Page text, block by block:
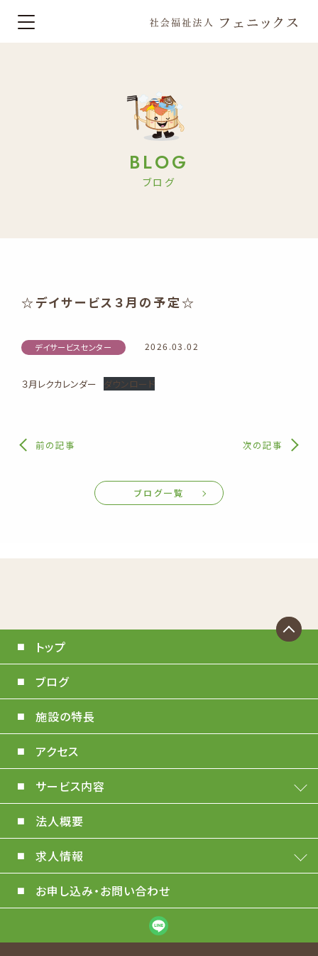
BLOG
ブログ
☆デイサービス３月の予定☆
デイサービスセンター 2026.03.02
３月レクカレンダー ダウンロード
前の記事 次の記事
ブログ一覧
トップ
ブログ
施設の特長
アクセス
サービス内容
法人概要
求人情報
お申し込み・お問い合わせ